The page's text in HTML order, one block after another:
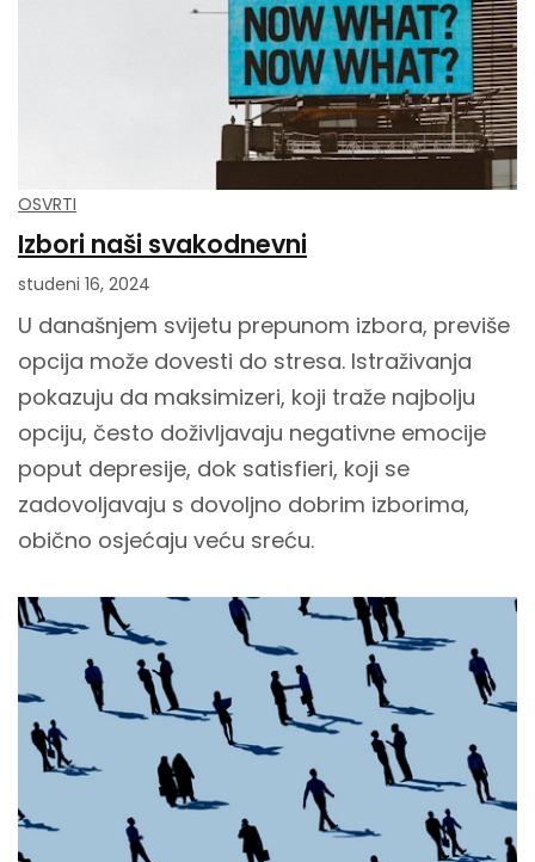
OSVRTI
Izbori naši svakodnevni
studeni 16, 2024
U današnjem svijetu prepunom izbora, previše
opcija može dovesti do stresa. Istraživanja
pokazuju da maksimizeri, koji traže najbolju
opciju, često doživljavaju negativne emocije
poput depresije, dok satisfieri, koji se
zadovoljavaju s dovoljno dobrim izborima,
obično osjećaju veću sreću.